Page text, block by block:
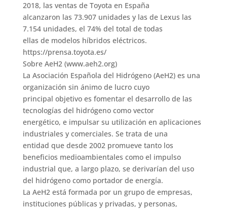
2018, las ventas de Toyota en España
alcanzaron las 73.907 unidades y las de Lexus las
7.154 unidades, el 74% del total de todas
ellas de modelos híbridos eléctricos.
https://prensa.toyota.es/
Sobre AeH2 (www.aeh2.org)
La Asociación Española del Hidrógeno (AeH2) es una
organización sin ánimo de lucro cuyo
principal objetivo es fomentar el desarrollo de las
tecnologías del hidrógeno como vector
energético, e impulsar su utilización en aplicaciones
industriales y comerciales. Se trata de una
entidad que desde 2002 promueve tanto los
beneficios medioambientales como el impulso
industrial que, a largo plazo, se derivarían del uso
del hidrógeno como portador de energía.
La AeH2 está formada por un grupo de empresas,
instituciones públicas y privadas, y personas,